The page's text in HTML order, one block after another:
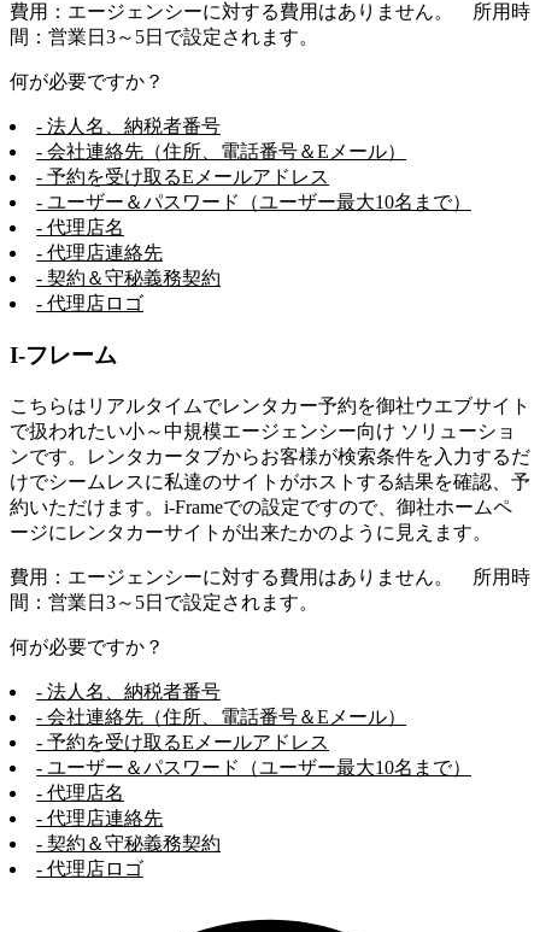
費用：エージェンシーに対する費用はありません。 所用時
間：営業日3～5日で設定されます。
何が必要ですか？
- 法人名、納税者番号
- 会社連絡先（住所、電話番号＆Eメール）
- 予約を受け取るEメールアドレス
- ユーザー＆パスワード（ユーザー最大10名まで）
- 代理店名
- 代理店連絡先
- 契約＆守秘義務契約
- 代理店ロゴ
I-フレーム
こちらはリアルタイムでレンタカー予約を御社ウエブサイト
で扱われたい小～中規模エージェンシー向け ソリューショ
ンです。レンタカータブからお客様が検索条件を入力するだ
けでシームレスに私達のサイトがホストする結果を確認、予
約いただけます。i-Frameでの設定ですので、御社ホームペ
ージにレンタカーサイトが出来たかのように見えます。
費用：エージェンシーに対する費用はありません。 所用時
間：営業日3～5日で設定されます。
何が必要ですか？
- 法人名、納税者番号
- 会社連絡先（住所、電話番号＆Eメール）
- 予約を受け取るEメールアドレス
- ユーザー＆パスワード（ユーザー最大10名まで）
- 代理店名
- 代理店連絡先
- 契約＆守秘義務契約
- 代理店ロゴ